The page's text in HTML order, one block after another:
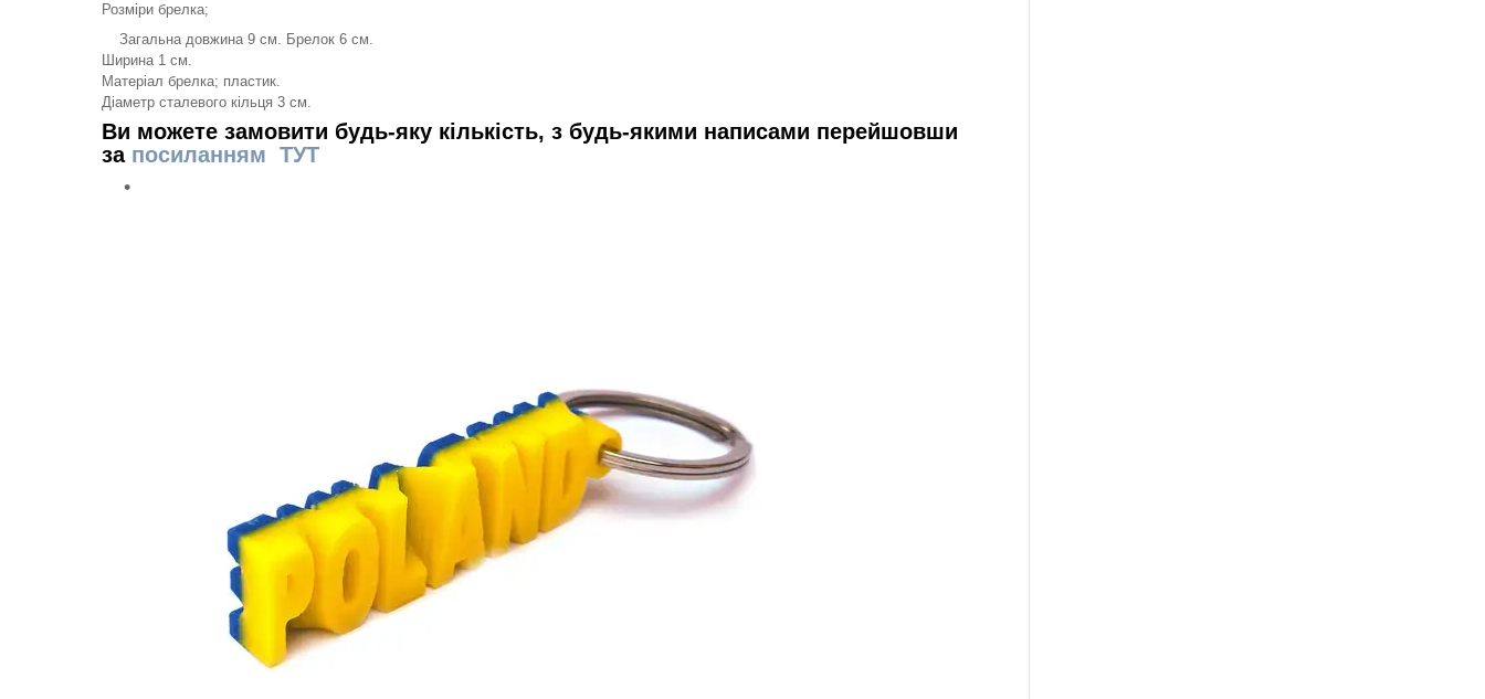
Розміри брелка;
Загальна довжина 9 см. Брелок 6 см.
Ширина 1 см.
Матеріал брелка; пластик.
Діаметр сталевого кільця 3 см.
Ви можете замовити будь-яку кількість, з будь-якими написами перейшовши
за посиланням ТУТ